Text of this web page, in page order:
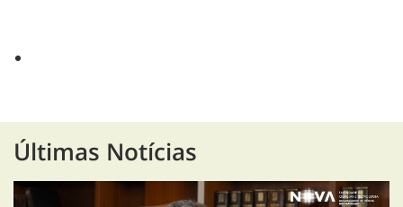
Últimas Notícias